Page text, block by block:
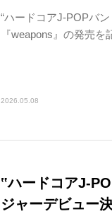
“ハードコアJ-POPバ
『weapons』の発売
2026.05.08
‟ハードコアJ-
ジャーデビュー